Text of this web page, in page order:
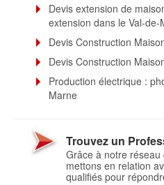
Devis extension de
extension dans le Val-de-
Devis Construction
Devis Construction
Production électrique :
Marne
Trouvez un
Grâce à notre
mettons en relation
qualifiés pour